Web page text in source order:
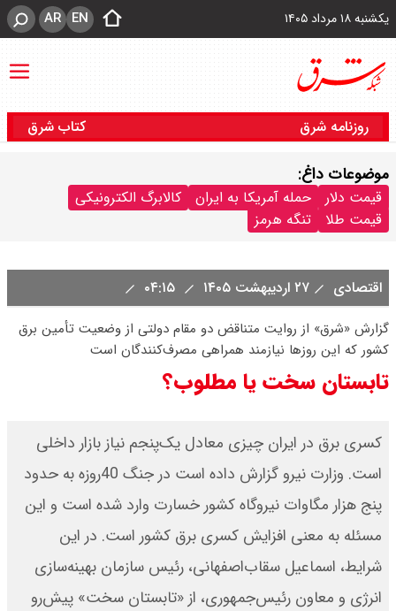
یکشنبه ۱۸ مرداد ۱۴۰۵ EN
AR
روزنامه شرق کتاب شرق
موضوعات داغ:
قیمت دلار حمله آمریکا به ایران
کالابرگ الکترونیکی
قیمت طلا
تنگه هرمز
اقتصادی ۲۷ اردیبهشت ۱۴۰۵
گزارش «شرق» از روایت متناقض دو مقام دولتی از وضعیت تأمین برق
کشور که این روزها نیازمند همراهی مصرف‌کنندگان است‌
تابستان سخت یا مطلوب؟‌
کسری برق در ایران چیزی معادل یک‌پنجم نیاز بازار داخلی
است. وزارت نیرو گزارش داده است در جنگ 40‌روزه به حدود
پنج هزار مگاوات نیروگاه کشور خسارت وارد شده است و این
مسئله به معنی افزایش کسری برق کشور است. در این
شرایط، اسماعیل سقاب‌اصفهانی، رئیس سازمان بهینه‌سازی
انرژی و معاون رئیس‌جمهوری، از «تابستان سخت» پیش‌رو